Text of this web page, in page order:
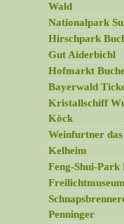
Wald
Nationalpark
Hirschpark
Gut Aiderbichl
Hofmarkt
Bayerwald
Kristallschiff
Köck
Weinfurtner
Kelheim
Feng-Shui-Park
Penninger